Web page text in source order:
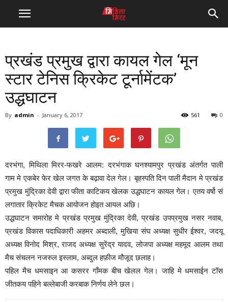
प्रखंड प्रमुख द्वारा कायल गेल ‘मून
स्टार टेनिस क्रिकेट टूर्नामेंटक’
उद्धघाटन
By admin - January 6, 2017 0
561
दरभंगा, मिथिला मिरर-फखरे आलम: दरभंगाक घनश्यामपुर प्रखंड अंतर्गत पाली
गाम मे एकबेर फेर खेल जगत के बढ़ावा देल गेल। बृहस्पति दिन पाली मैदान मे प्रखंड
प्रमुख मुंद्रिका देवी द्वारा फीता काटिकय खेलक उद्धघाटन कायल गेल। एतय वर्षो सं
लगातार क्रिकेट मैचक आयोजन होइत आयल अछि।
उद्धघाटन समारोह मे प्रखंड प्रमुख मुंद्रिका देवी, प्रखंड उपप्रमुख नसर नवाब,
प्रखंड विकास पदाधिकारी अहमर अब्दाली, मुखिया संघ अध्यक्ष सुधीर ईश्वर, जदयू
अध्यक्ष विनोद मिश्र, राजद अध्यक्ष सुरेंद्र यादव, लोजपा अध्यक्ष महमूद आलम तथा
मैच संचलन नजरुल इस्लाम, अब्दुल हफ़ीज मौजूद छलाह।
पहिल मैच धमसाइन आ कसरर गाँमक बीच खेलल गेल। जाहि मे धमसाईन टॉस
जीतकय पहिने बल्लेबाजी करबाक निर्णय लेने छल।